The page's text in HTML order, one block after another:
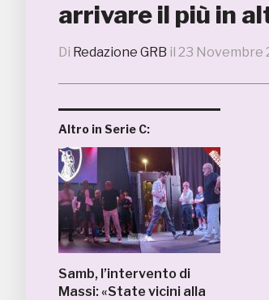
arrivare il più in
Di Redazione GRB il 23 Novembre
Altro in Serie C:
Samb, l’intervento di
Massi: «State vicini alla